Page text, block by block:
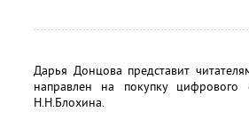
Дарья Донцова представит
направлен на покупку
Н.Н.Блохина.